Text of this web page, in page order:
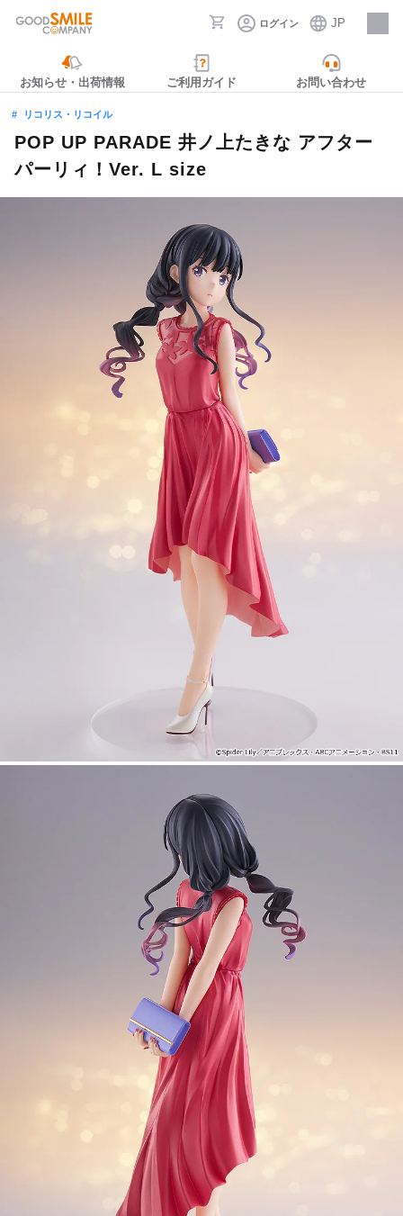
ログイン JP
採用情報
お知らせ・出荷情報 ご利用ガイド お問い合わせ
リコリス・リコイル
POP UP PARADE 井ノ上たきな アフター
パーリィ！Ver. L size